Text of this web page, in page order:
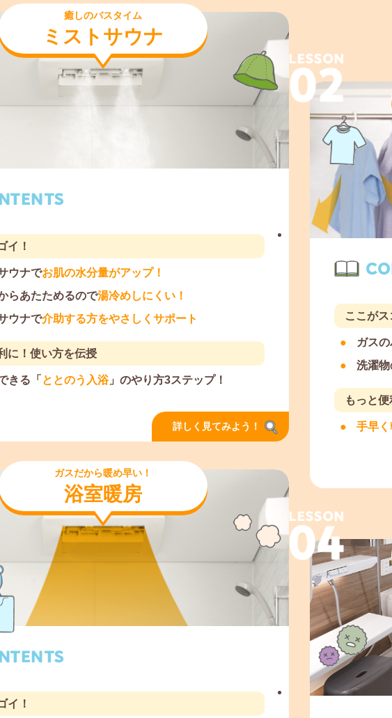
癒しのバスタイム
ミストサウナ
イ！
ウナでお肌の水分量がアップ！
らあたためるので湯冷めしにくい！
ウナで介助する方をやさしくサポート
に！使い方を伝授
きる「 ととのう入浴 」のやり方3ステップ！
詳しく見てみよう！
ここがス
ガスの
洗濯物
もっと
手早
ガスだから暖め早い！
浴室暖房
イ！